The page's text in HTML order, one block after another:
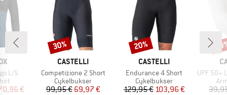
L/S
pris
€
MÆRKE
CASTELLI
Artikel
Competizione 2 Short
Produktgruppe
Cykelbukser
Pris
99,95 €Nedsat pris
69,97 €
Rabat
30%
MÆRKE
CASTELLI
Artikel
Endurance 4 Short
Produktgruppe
Cykelbukser
Pris
129,95 €Nedsat pris
103,96 €
Rabat
20%
Artikel
UPF 50+